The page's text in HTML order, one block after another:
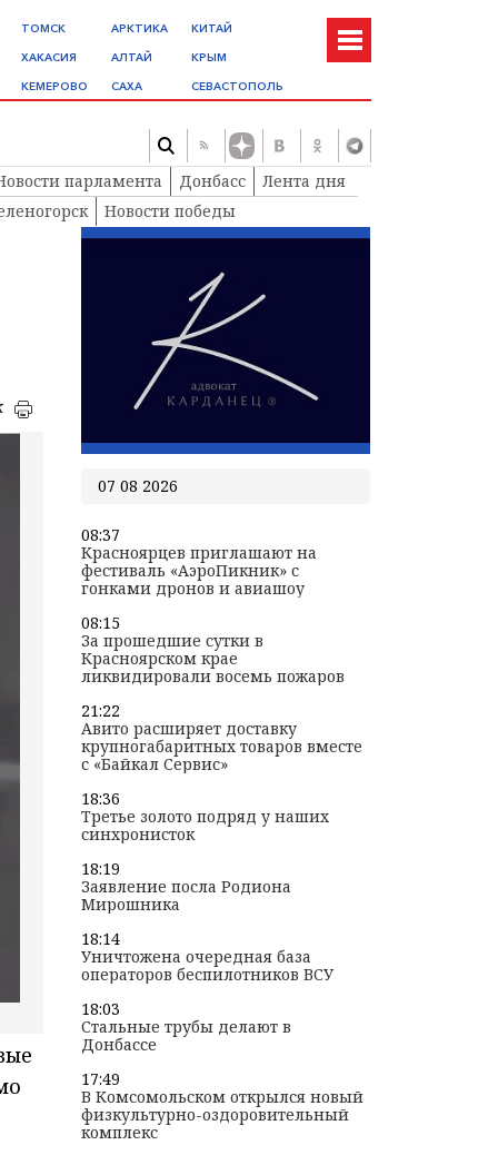
ТОМСК
ХАКАСИЯ
КЕМЕРОВО
АРКТИКА
АЛТАЙ
САХА
КИТАЙ
КРЫМ
СЕВАСТОПОЛЬ
парламента Донбасс
Лента дня
Новости победы
07 08 2026
08:37
Красноярцев приглашают на
фестиваль «АэроПикник» с
гонками дронов и авиашоу
08:15
За прошедшие сутки в
Красноярском крае
ликвидировали восемь пожаров
21:22
Авито расширяет доставку
крупногабаритных товаров вместе
с «Байкал Сервис»
18:36
Третье золото подряд у наших
синхронисток
18:19
Заявление посла Родиона
Мирошника
18:14
Уничтожена очередная база
операторов беспилотников ВСУ
18:03
Стальные трубы делают в
Донбассе
17:49
В Комсомольском открылся новый
физкультурно-оздоровительный
комплекс